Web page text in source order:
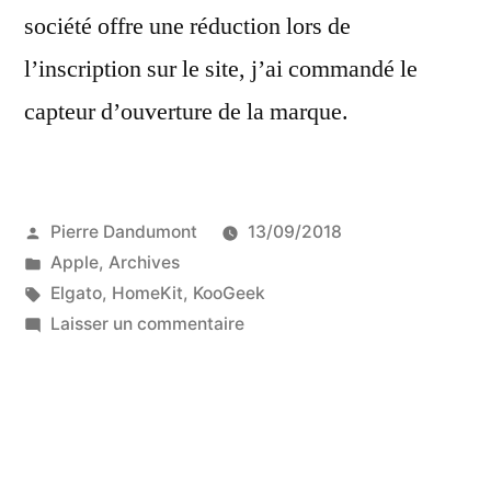
société offre une réduction lors de
l’inscription sur le site, j’ai commandé le
capteur d’ouverture de la marque.
Publié
par
Pierre Dandumont
13/09/2018
Publié
dans
Apple, Archives
Étiquettes :
Elgato, HomeKit, KooGeek
Laisser un commentairesur